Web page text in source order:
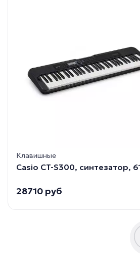
Клавишные
Casio CT-S300, синтезатор,
28710 руб